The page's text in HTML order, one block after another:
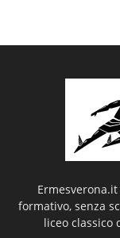
formativo, senza
liceo classico